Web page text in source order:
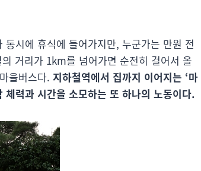
시에 휴식에 들어가지만, 누군가는 만원 전
거리가 1km를 넘어가면 순전히 걸어서 올
을버스다. 지하철역에서 집까지 이어지는 ‘마
력과 시간을 소모하는 또 하나의 노동이다.